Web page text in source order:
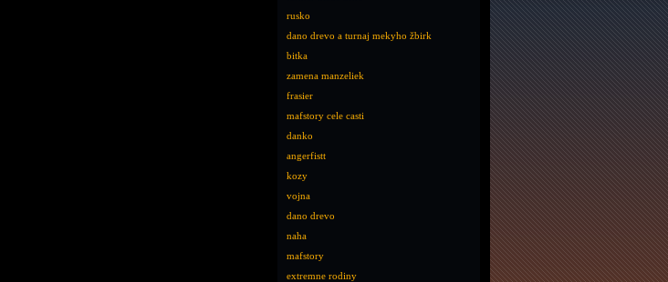
rusko
dano drevo a turnaj mekyho žbirk
bitka
zamena manzeliek
frasier
mafstory cele casti
danko
angerfistt
kozy
vojna
dano drevo
naha
mafstory
extremne rodiny